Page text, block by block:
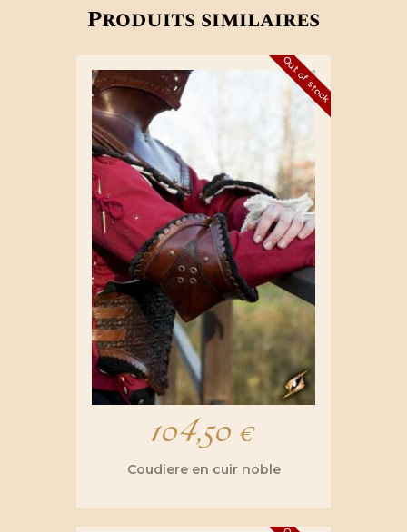
Produits similaires
Out of stock
104,50€
Coudiere en cuir noble